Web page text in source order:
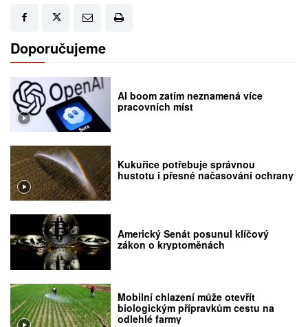
Doporučujeme
AI boom zatím neznamená více
pracovních míst
Kukuřice potřebuje správnou
hustotu i přesné načasování ochrany
Americký Senát posunul klíčový
zákon o kryptoměnách
Mobilní chlazení může otevřít
biologickým přípravkům cestu na
odlehlé farmy